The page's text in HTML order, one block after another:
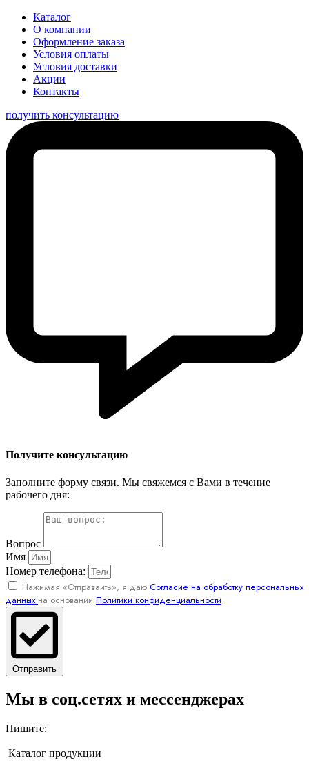
Каталог
О компании
Оформление заказа
Условия оплаты
Условия доставки
Акции
Контакты
получить консультацию
Получите консультацию
Заполните форму связи. Мы свяжемся с Вами в течение
рабочего дня:
Вопрос
Имя
Номер телефона:
Нажимая «Отправаить», я даю Согласие на обработку персональных
данных на основании Политики конфиденциальности
Отправить
Мы в соц.сетях и мессенджерах
Пишите:
Каталог продукции